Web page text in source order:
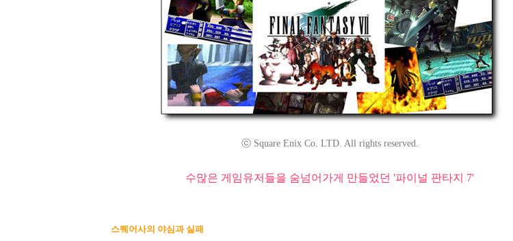
ⓒ Square Enix Co. LTD. All rights reserved.
수많은 게임유저들을 숨넘어가게 만들었던 '파이널 판타지 7'
스퀘어사의 야심과 실패